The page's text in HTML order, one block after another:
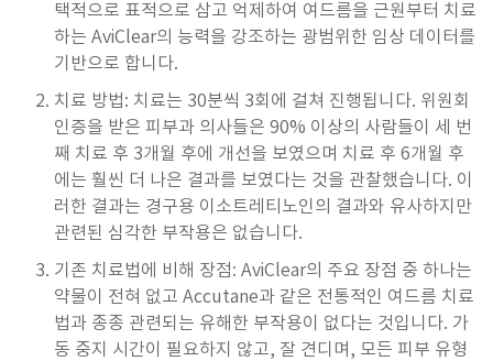
택적으로 표적으로 삼고 억제하여 여드름을 근원부터 치료
하는 AviClear의 능력을 강조하는 광범위한 임상 데이터를
기반으로 합니다.
치료 방법: 치료는 30분씩 3회에 걸쳐 진행됩니다. 위원회
인증을 받은 피부과 의사들은 90% 이상의 사람들이 세 번
째 치료 후 3개월 후에 개선을 보였으며 치료 후 6개월 후
에는 훨씬 더 나은 결과를 보였다는 것을 관찰했습니다. 이
러한 결과는 경구용 이소트레티노인의 결과와 유사하지만
관련된 심각한 부작용은 없습니다.
기존 치료법에 비해 장점: AviClear의 주요 장점 중 하나는
약물이 전혀 없고 Accutane과 같은 전통적인 여드름 치료
법과 종종 관련되는 유해한 부작용이 없다는 것입니다. 가
동 중지 시간이 필요하지 않고, 잘 견디며, 모든 피부 유형